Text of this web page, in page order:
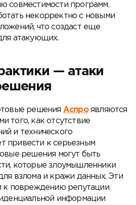
совместимости программ.
некорректно с новыми
что создаст еще
атакующих.
— атаки
решения Аспроявляются
того, как отсутствие
и технического
привести к серьезным
решения могут быть
которые злоумышленники
взлома и кражи данных. Эти
к повреждению репутации
информации